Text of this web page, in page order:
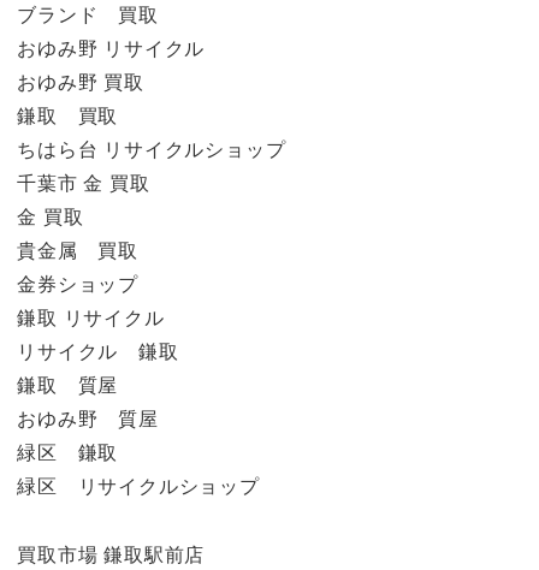
ブランド 買取
おゆみ野 リサイクル
おゆみ野 買取
鎌取 買取
ちはら台 リサイクルショップ
千葉市 金 買取
金 買取
貴金属 買取
金券ショップ
鎌取 リサイクル
リサイクル 鎌取
鎌取 質屋
おゆみ野 質屋
緑区 鎌取
緑区 リサイクルショップ
買取市場 鎌取駅前店